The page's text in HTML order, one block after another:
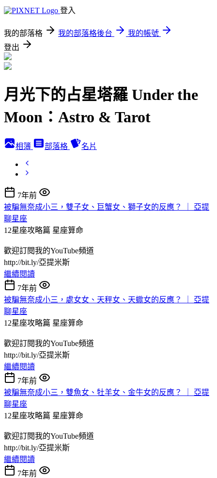
登入
我的部落格 我的部落格後台
我的帳號
登出
月光下的占星塔羅 Under the
Moon：Astro & Tarot
相簿 部落格 名片
7年前
被騙無奈成小三，雙子女、巨蟹女、獅子女的反應？ ｜ 亞提
聊星座
12星座攻略篇 星座算命
歡迎訂閱我的YouTube頻道
http://bit.ly/亞提米斯
繼續閱讀
7年前
被騙無奈成小三，處女女、天秤女、天蠍女的反應？ ｜ 亞提
聊星座
12星座攻略篇 星座算命
歡迎訂閱我的YouTube頻道
http://bit.ly/亞提米斯
繼續閱讀
7年前
被騙無奈成小三，雙魚女、牡羊女、金牛女的反應？ ｜ 亞提
聊星座
12星座攻略篇 星座算命
歡迎訂閱我的YouTube頻道
http://bit.ly/亞提米斯
繼續閱讀
7年前